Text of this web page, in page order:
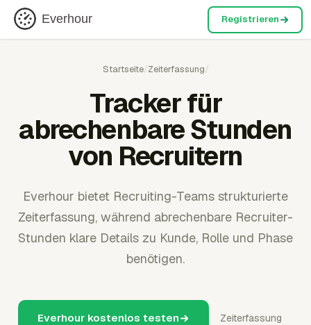
Everhour Registrieren
Startseite/Zeiterfassung/
Tracker für
abrechenbare Stunden
von Recruitern
Everhour bietet Recruiting-Teams strukturierte
Zeiterfassung, während abrechenbare Recruiter-
Stunden klare Details zu Kunde, Rolle und Phase
benötigen.
Everhour kostenlos testen Zeiterfassung